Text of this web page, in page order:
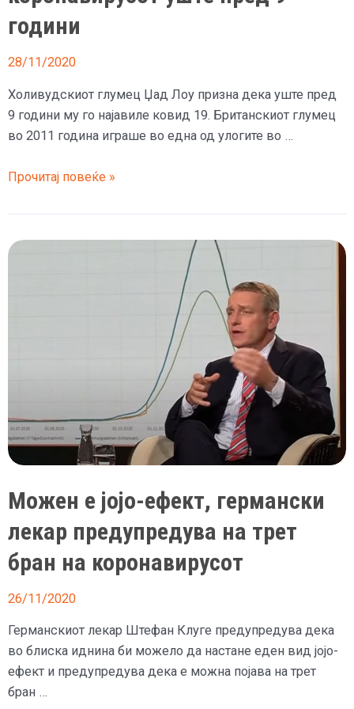
години
28/11/2020
Холивудскиот глумец Џад Лоу призна дека уште пред
9 години му го најавиле ковид 19. Британскиот глумец
во 2011 година играше во една од улогите во …
На
Лоу
му
најавиле
Прочитај повеќе »
Можен е јојо-ефект, германски
лекар предупредува на трет
бран на коронавирусот
26/11/2020
Германскиот лекар Штефан Клуге предупредува дека
во блиска иднина би можело да настане еден вид јојо-
ефект и предупредува дека е можна појава на трет
бран …